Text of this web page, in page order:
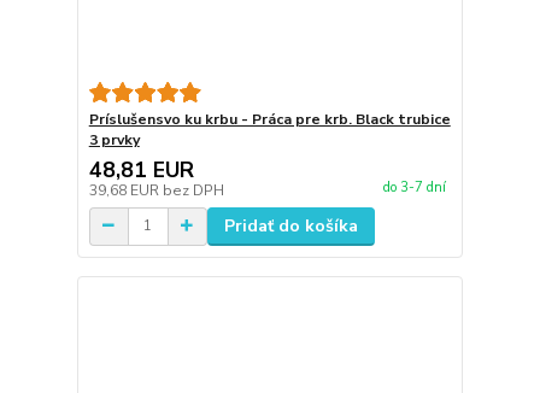
Príslušensvo ku krbu - Práca pre krb. Black trubice
3 prvky
48,81 EUR
39,68 EUR bez DPH do 3-7 dní
Pridať do košíka